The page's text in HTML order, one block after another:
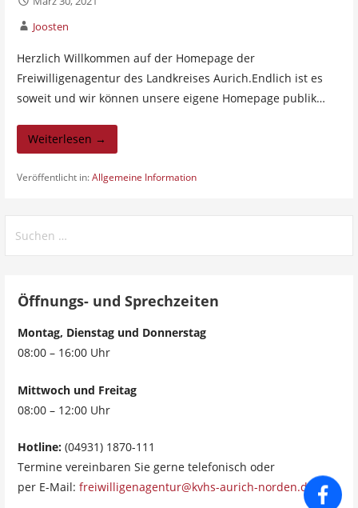
Joosten
Herzlich Willkommen auf der Homepage der
Freiwilligenagentur des Landkreises Aurich.Endlich ist es
soweit und wir können unsere eigene Homepage publik…
Weiterlesen →
Veröffentlicht in:Allgemeine Information
Öffnungs- und Sprechzeiten
Montag, Dienstag und Donnerstag
08:00 – 16:00 Uhr
Mittwoch und Freitag
08:00 – 12:00 Uhr
Hotline: (04931) 1870-111
Termine vereinbaren Sie gerne telefonisch oder
per E-Mail:freiwilligenagentur@kvhs-aurich-norden.de